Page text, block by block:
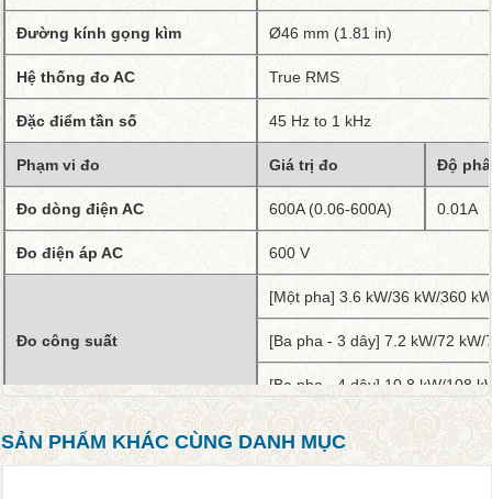
Đường kính gọng kìm Ø46 mm (1.81 in)
Hệ thống đo AC True RMS
Đặc điểm tần số 45 Hz to 1 kHz
Phạm vi đo Giá trị đo Độ
Đo dòng điện AC 600A (0.06-600A) 0.01A
Đo điện áp AC 600 V
Đo công suất
[Một pha] 3.6 kW/36 kW/360 kW
[Ba pha - 3 dây] 7.2 kW/72 kW/
[Ba pha - 4 dây] 10.8 kW/108
Đo tần số 45.0 Hz to 999.9 Hz
SẢN PHẨM KHÁC CÙNG DANH MỤC